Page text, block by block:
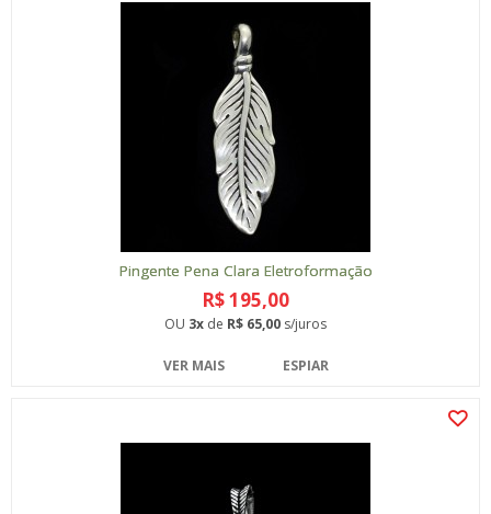
Pingente Pena Clara Eletroformação
R$ 195,00
OU 3x de R$ 65,00 s/juros
VER MAIS ESPIAR